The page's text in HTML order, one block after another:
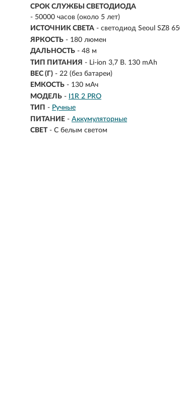
СРОК СЛУЖБЫ СВЕТОДИОДА
- 50000 часов (около 5 лет)
ИСТОЧНИК СВЕТА - светодиод Seoul SZ8
ЯРКОСТЬ - 180 люмен
ДАЛЬНОСТЬ - 48 м
ТИП ПИТАНИЯ - Li-ion 3,7 В. 130 mAh
ВЕС (Г) - 22 (без батареи)
ЕМКОСТЬ - 130 мАч
МОДЕЛЬ -
I1R 2 PRO
ТИП - Ручные
ПИТАНИЕ - Аккумуляторные
СВЕТ - С белым светом